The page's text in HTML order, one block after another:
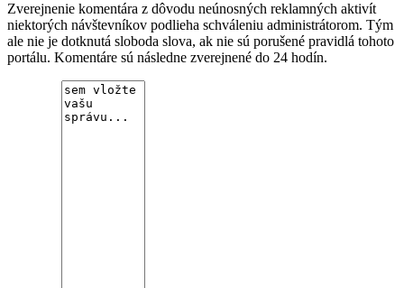
Zverejnenie komentára z dôvodu neúnosných reklamných aktivít
niektorých návštevníkov podlieha schváleniu administrátorom. Tým
ale nie je dotknutá sloboda slova, ak nie sú porušené pravidlá tohoto
portálu. Komentáre sú následne zverejnené do 24 hodín.